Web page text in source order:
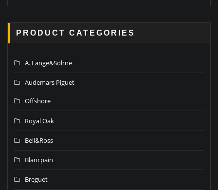
PRODUCT CATEGORIES
A. Lange&Sohne
Audemars Piguet
Offshore
Royal Oak
Bell&Ross
Blancpain
Breguet